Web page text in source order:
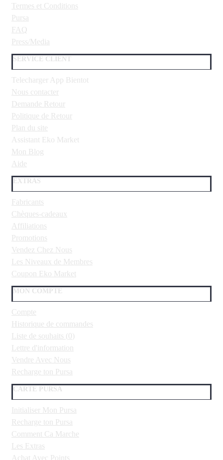
Termes et Conditions
Pursa
FAQ
Press/Media
SERVICE CLIENT
Telecharger App Bientot
Nous contacter
Demande Retour
Politique de Retour
Plan du site
Assistant Eko Market
Mon Blog
Aide
EXTRAS
Fabricants
Chèques-cadeaux
Affiliations
Promotions
Vendez Chez Nous
Les Niveaux de Membres
Coupon Eko Market
MON COMPTE
Compte
Historique de commandes
Liste de souhaits (0 )
Lettre d'information
Vendre Avec Nous
Recharge ton Pursa
CARTE PURSA
Initialiser Mon Pursa
Recharge ton Pursa
Comment Ca Marche
Les Extras
Achat Avec Points